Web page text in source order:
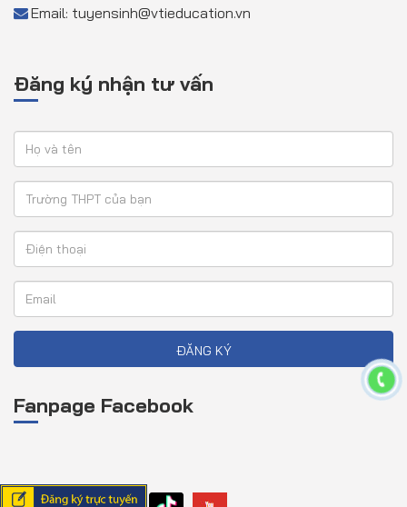
Email: tuyensinh@vtieducation.vn
Đăng ký nhận tư vấn
ĐĂNG KÝ
Fanpage Facebook